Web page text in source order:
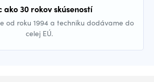
ako 30 rokov skúseností
od roku 1994 a techniku dodávame do
celej EÚ.